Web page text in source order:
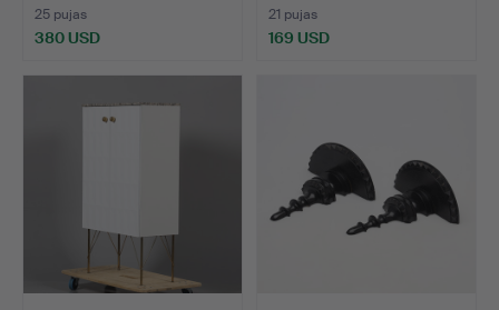
25 pujas
380 USD
21 pujas
169 USD